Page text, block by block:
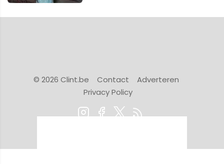
© 2026 Clint.be Contact
Adverteren
Privacy Policy